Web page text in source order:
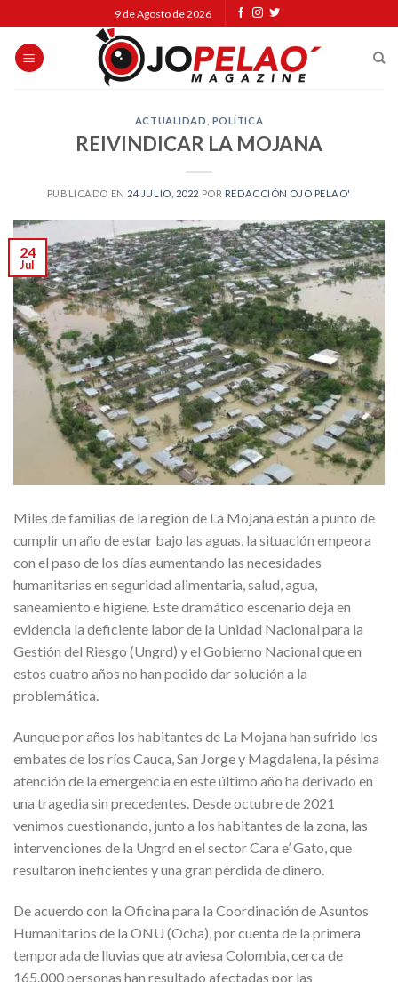
to
content
9 de Agosto de 2026
ACTUALIDAD POLÍTICA
REIVINDICAR LA MOJANA
PUBLICADO EN 24 JULIO, 2022 POR REDACCIÓN OJO PELAO'
24
Jul
Miles de familias de la región de La Mojana están a punto de
cumplir un año de estar bajo las aguas, la situación empeora
con el paso de los días aumentando las necesidades
humanitarias en seguridad alimentaria, salud, agua,
saneamiento e higiene. Este dramático escenario deja en
evidencia la deficiente labor de la Unidad Nacional para la
Gestión del Riesgo (Ungrd) y el Gobierno Nacional que en
estos cuatro años no han podido dar solución a la
problemática.
Aunque por años los habitantes de La Mojana han sufrido los
embates de los ríos Cauca, San Jorge y Magdalena, la pésima
atención de la emergencia en este último año ha derivado en
una tragedia sin precedentes. Desde octubre de 2021
venimos cuestionando, junto a los habitantes de la zona, las
intervenciones de la Ungrd en el sector Cara e’ Gato, que
resultaron ineficientes y una gran pérdida de dinero.
De acuerdo con la Oficina para la Coordinación de Asuntos
Humanitarios de la ONU (Ocha), por cuenta de la primera
temporada de lluvias que atraviesa Colombia, cerca de
165.000 personas han resultado afectadas por las